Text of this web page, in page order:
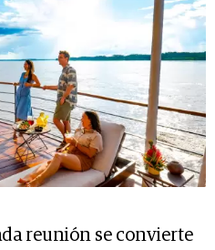
reunión se convierte